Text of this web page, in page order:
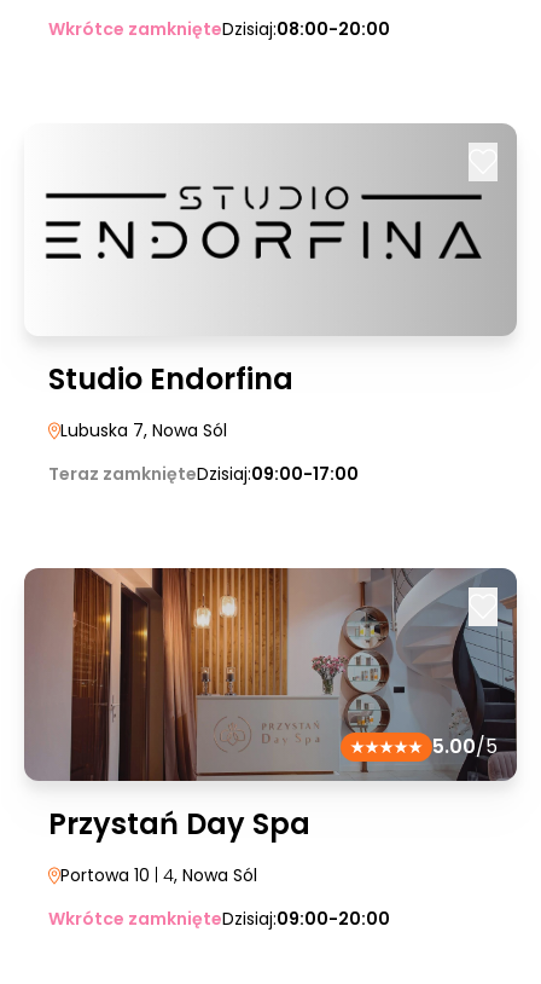
Wkrótce zamknięteDzisiaj:08:00-20:00
Studio Endorfina
Lubuska 7, Nowa Sól
Teraz zamknięteDzisiaj:09:00-17:00
5.00/5
Przystań Day Spa
Portowa 10 | 4, Nowa Sól
Wkrótce zamknięteDzisiaj:09:00-20:00